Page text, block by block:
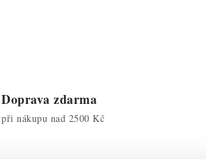
Doprava zdarma
při nákupu nad 2500 Kč